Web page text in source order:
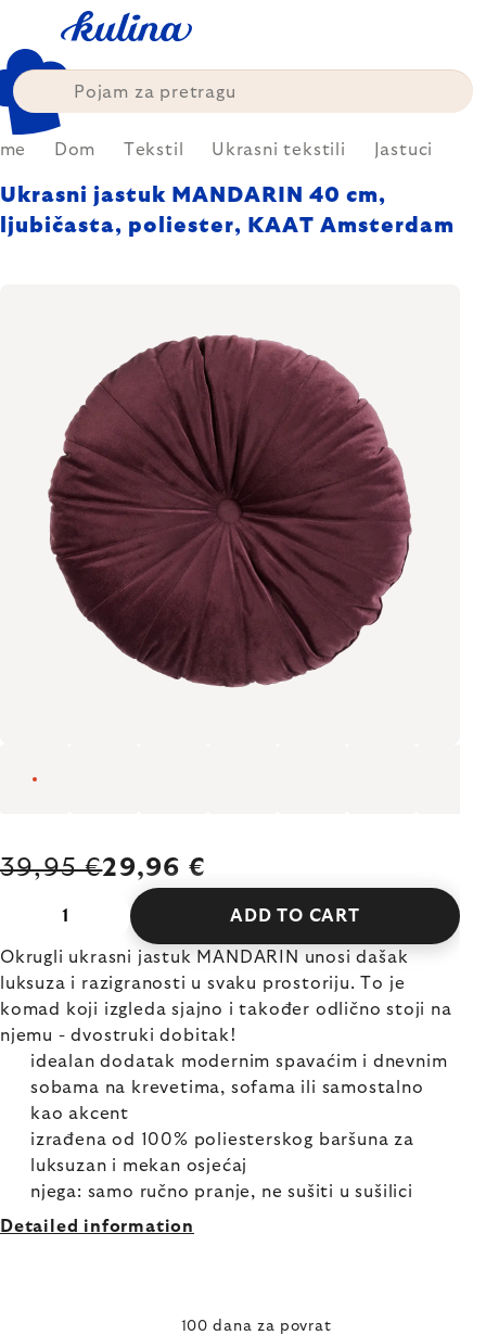
content
Dom Tekstil Ukrasni tekstili Jastuci
Ukrasni jastuk MANDARIN 40 cm,
ljubičasta, poliester, KAAT Amsterdam
39,95 €29,96 €
ADD TO CART
Okrugli ukrasni jastuk MANDARIN unosi dašak
luksuza i razigranosti u svaku prostoriju. To je
komad koji izgleda sjajno i također odlično stoji na
njemu - dvostruki dobitak!
idealan dodatak modernim spavaćim i dnevnim
sobama na krevetima, sofama ili samostalno
kao akcent
izrađena od 100% poliesterskog baršuna za
luksuzan i mekan osjećaj
njega: samo ručno pranje, ne sušiti u sušilici
Detailed information
100 dana za povrat